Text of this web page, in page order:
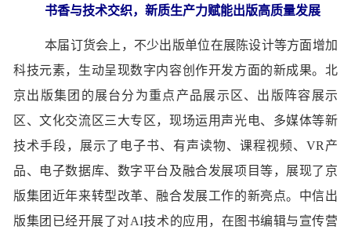
书香与技术交织，新质生产力赋能出版高质量发展
本届订货会上，不少出版单位在展陈设计等方面增加
科技元素，生动呈现数字内容创作开发方面的新成果。北
京出版集团的展台分为重点产品展示区、出版阵容展示
区、文化交流区三大专区，现场运用声光电、多媒体等新
技术手段，展示了电子书、有声读物、课程视频、VR产
品、电子数据库、数字平台及融合发展项目等，展现了京
版集团近年来转型改革、融合发展工作的新亮点。中信出
版集团已经开展了对AI技术的应用，在图书编辑与宣传营